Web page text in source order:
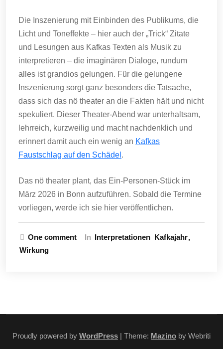
Die Inszenierung mit Einbinden des Publikums, die
Licht und Toneffekte – hier auch der „Trick“ Zitate
und Lesungen aus Kafkas Texten als Musik zu
interpretieren – die imaginären Dialoge, rundum
alles ist grandios gelungen. Für die gelungene
Inszenierung sorgt ganz besonders die Tatsache,
dass sich das nö theater an die Fakten hält und nicht
spekuliert. Dieser Theater-Abend war unterhaltsam,
lehrreich, kurzweilig und macht nachdenklich und
erinnert damit auch ein wenig an Kafkas
Faustschlag auf den Schädel .
Das nö theater plant, das Ein-Personen-Stück im
März 2026 in Bonn aufzuführen. Sobald die Termine
vorliegen, werde ich sie hier veröffentlichen.
One comment In Interpretationen Kafkajahr
Wirkung
Proudly powered by WordPress | Theme: Mazino by Webriti